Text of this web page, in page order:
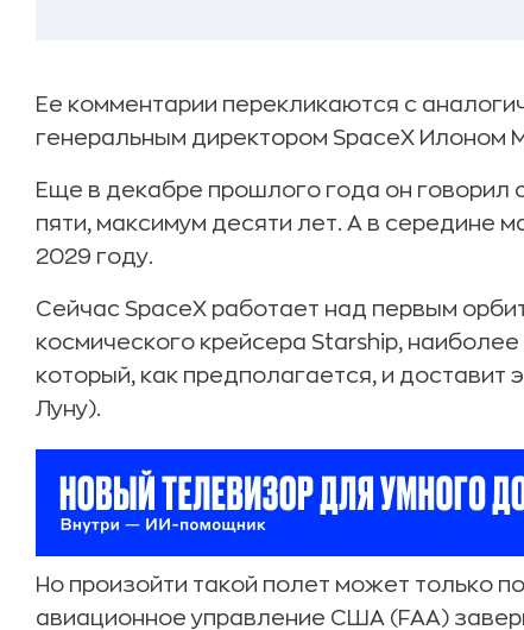
Ее комментарии перекликаются с
генеральным директором SpaceX Илоном
Еще в декабре прошлого года он говорил
пяти, максимум десяти лет. А в середине
2029 году.
Сейчас SpaceX работает над первым
космического крейсера Starship,
который, как предполагается, и доставит
Луну).
Но произойти такой полет может только
авиационное управление США (FAA)